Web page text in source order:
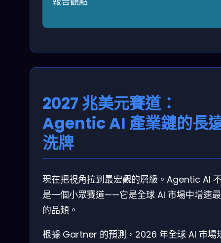
2027 兆美元賽道：
Agentic AI 產業鏈的長
洗牌
現在把視角拉到最宏觀的層級。Agentic AI
是一個小眾賽道——它是全球 AI 市場中增速
的品類。
根據 Gartner 的預測，2026 年全球 AI 市場